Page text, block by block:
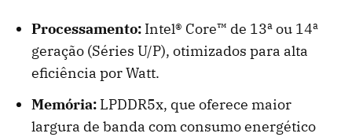
Processamento: Intel® Core™ de 13ª ou 14ª
geração (Séries U/P), otimizados para alta
eficiência por Watt.
Memória: LPDDR5x, que oferece maior
largura de banda com consumo energético